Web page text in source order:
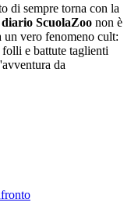
di sempre torna con la
diario ScuolaZoo non è
vero fenomeno cult:
e battute taglienti
da